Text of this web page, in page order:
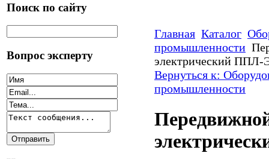
Поиск по сайту
Вопрос эксперту
Главная Каталог
промышленности
электрический ППЛ-
Вернуться к:
промышленности